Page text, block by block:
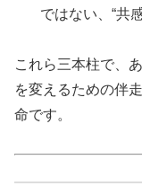
ではない、“共
これら三本柱で、
を変えるための伴
命です。